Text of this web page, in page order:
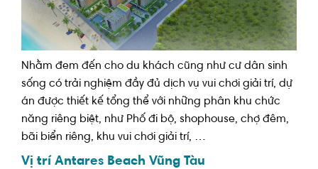
Nhằm đem đến cho du khách cũng như cư dân sinh
sống có trải nghiệm đầy đủ dịch vụ vui chơi giải trí, dự
án được thiết kế tổng thể với những phân khu chức
năng riêng biệt, như Phố đi bộ, shophouse, chợ đêm,
bãi biển riêng, khu vui chơi giải trí, …
Vị trí Antares Beach Vũng Tàu